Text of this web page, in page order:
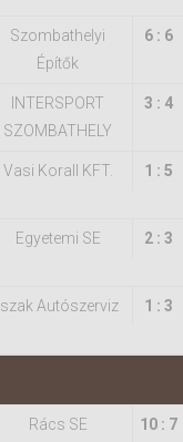
Szombathelyi
Építők
6 : 6
INTERSPORT
SZOMBATHELY
3 : 4
Vasi Korall KFT. 1 : 5
Egyetemi SE 2 : 3
Iszak Autószerviz 1 : 3
Rács SE 10 : 7